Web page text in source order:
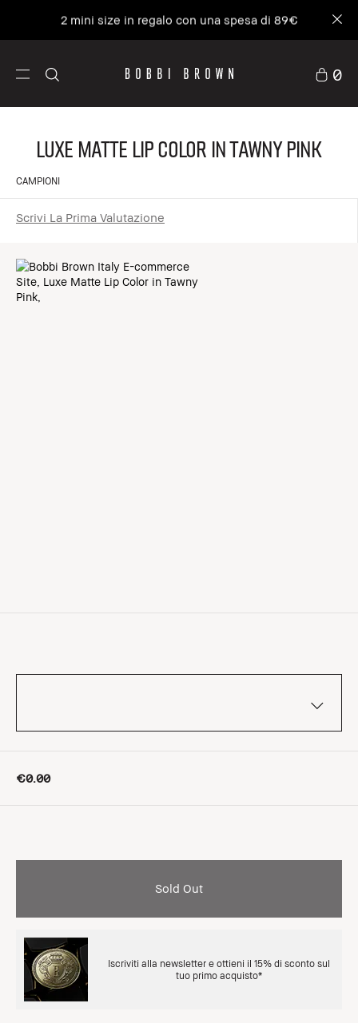
2 mini size in regalo con una spesa di 89€
0
Luxe Matte Lip Color in Tawny Pink
CAMPIONI
Scrivi La Prima Valutazione
€0.00
Sold Out
Iscriviti alla newsletter e ottieni il 15% di sconto sul
tuo primo acquisto*